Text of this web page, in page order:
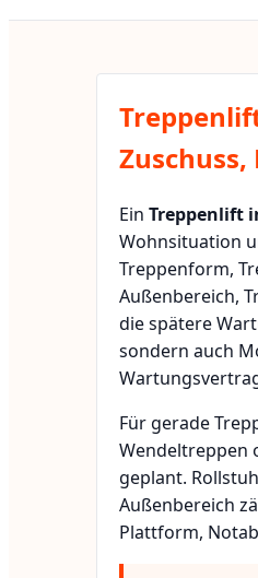
Ein Treppenlift
Wohnsituation
Treppenform,
Außenbereich,
die spätere
sondern auch
Für gerade
Wendeltreppen
geplant.
Außenbereich
Plattform,